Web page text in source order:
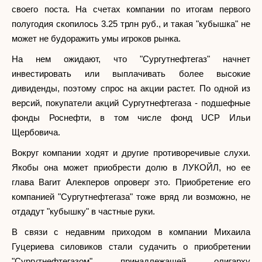
своего поста. На счетах компании по итогам первого
полугодия скопилось 3.25 трлн руб., и такая "кубышка" не
может не будоражить умы игроков рынка.
На нем ожидают, что "Сургутнефтегаз" начнет
инвестировать или выплачивать более высокие
дивиденды, поэтому спрос на акции растет. По одной из
версий, покупатели акций Сургутнефтегаза - подшефные
фонды Роснефти, в том числе фонд UCP Ильи
Щербовича.
Вокруг компании ходят и другие противоречивые слухи.
Якобы она может приобрести долю в ЛУКОЙЛ, но ее
глава Вагит Алекперов опроверг это. Приобретение его
компанией "Сургутнефтегаза" тоже вряд ли возможно, не
отдадут "кубышку" в частные руки.
В связи с недавним приходом в компании Михаила
Гуцериева силовиков стали судачить о приобретении